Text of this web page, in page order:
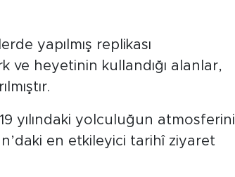
yapılmış replikası
ve heyetinin kullandığı alanlar,
yılındaki yolculuğun atmosferini
en etkileyici tarihî ziyaret